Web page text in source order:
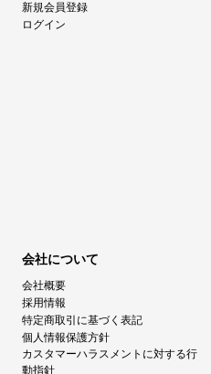
新規会員登録
ログイン
会社について
会社概要
採用情報
特定商取引に基づく表記
個人情報保護方針
カスタマーハラスメントに対する行
動指針